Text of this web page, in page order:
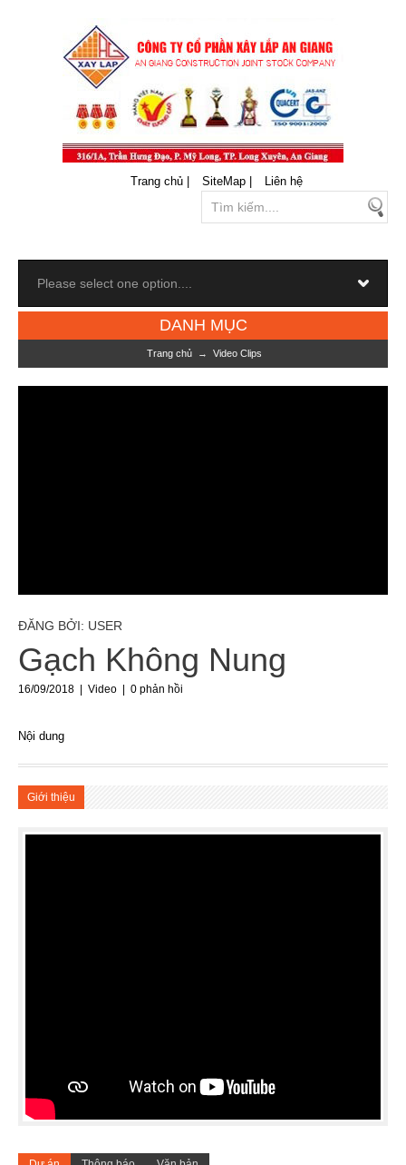
Trang chủ | SiteMap | Liên hệ
DANH MỤC
Trang chủ → Video Clips
ĐĂNG BỞI: USER
Gạch Không Nung
16/09/2018 | Video | 0 phản hồi
Nội dung
Giới thiệu